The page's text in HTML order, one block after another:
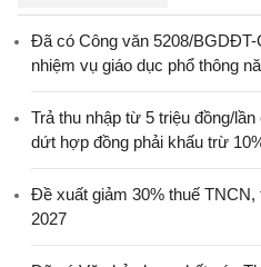
Đã có Công văn 5208/
nhiệm vụ giáo dục phổ thông
Trả thu nhập từ 5 triệu đồng/
dứt hợp đồng phải khấu trừ
Đề xuất giảm 30% thuế
2027